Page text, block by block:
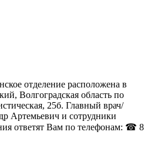
отделение расположена в
Волгоградская область по
25б. Главный врач/
Артемьевич и сотрудники
ответят Вам по телефонам: ☎ 8